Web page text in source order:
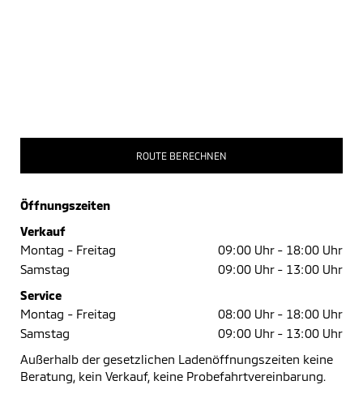
ROUTE BERECHNEN
Öffnungszeiten
Verkauf
Montag - Freitag
09:00 Uhr - 18:00 Uhr
Samstag
09:00 Uhr - 13:00 Uhr
Service
Montag - Freitag
08:00 Uhr - 18:00 Uhr
Samstag
09:00 Uhr - 13:00 Uhr
Außerhalb der gesetzlichen Ladenöffnungszeiten keine
Beratung, kein Verkauf, keine Probefahrtvereinbarung.